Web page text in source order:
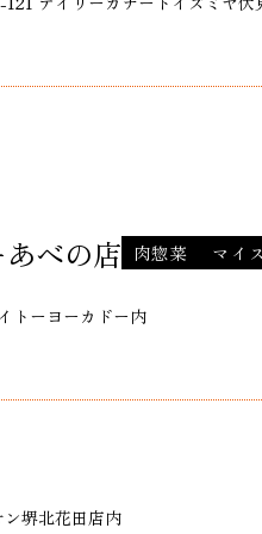
べの店 肉惣菜 マイ
トーヨーカドー内
堺北花田店内